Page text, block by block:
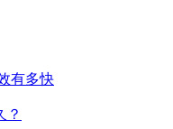
有多快
？